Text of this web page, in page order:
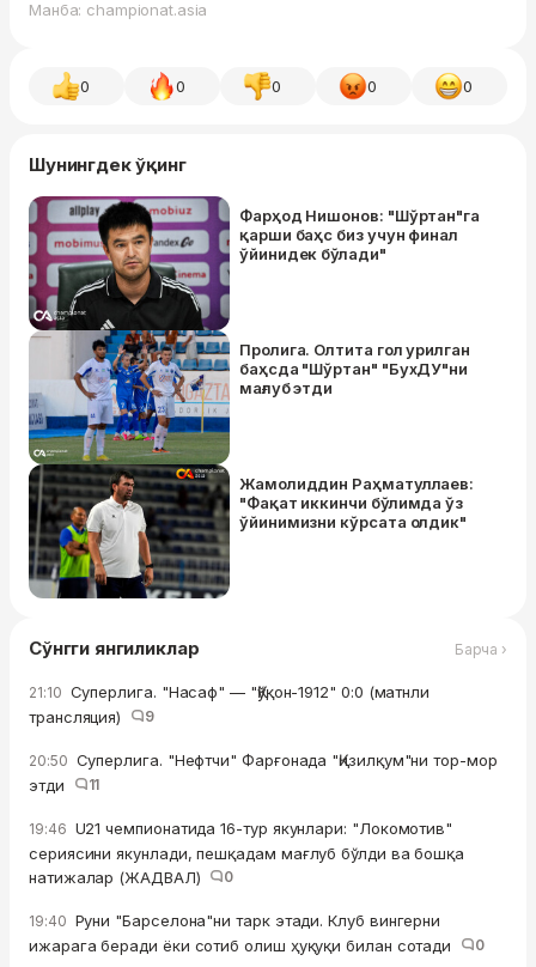
Манба: championat.asia
0 0 0 0 0
Шунингдек ўқинг
Фарҳод Нишонов: "Шўртан"га
қарши баҳс биз учун финал
ўйинидек бўлади"
Пролига. Олтита гол урилган
баҳсда "Шўртан" "БухДУ"ни
мағлуб этди
Жамолиддин Раҳматуллаев:
"Фақат иккинчи бўлимда ўз
ўйинимизни кўрсата олдик"
Сўнгги янгиликлар Барча ›
21:10 Суперлига. "Насаф" — "Қўқон-1912" 0:0 (матнли
трансляция)
9
20:50 Суперлига. "Нефтчи" Фарғонада "Қизилқум"ни тор-мор
этди
11
19:46 U21 чемпионатида 16-тур якунлари: "Локомотив"
сериясини якунлади, пешқадам мағлуб бўлди ва бошқа
натижалар (ЖАДВАЛ)
0
19:40 Руни "Барселона"ни тарк этади. Клуб вингерни
ижарага беради ёки сотиб олиш ҳуқуқи билан сотади
0